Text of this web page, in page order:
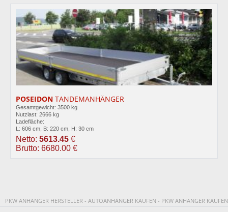
POSEIDON TANDEMANHÄNGER
Gesamtgewicht: 3500 kg
Nutzlast: 2666 kg
Ladefläche:
L: 606 cm, B: 220 cm, H: 30 cm
Netto: 5613.45 €
Brutto: 6680.00 €
PKW ANHÄNGER HERSTELLER - AUTOANHÄNGER KAUFEN - PKW ANHÄNGER KAUFEN